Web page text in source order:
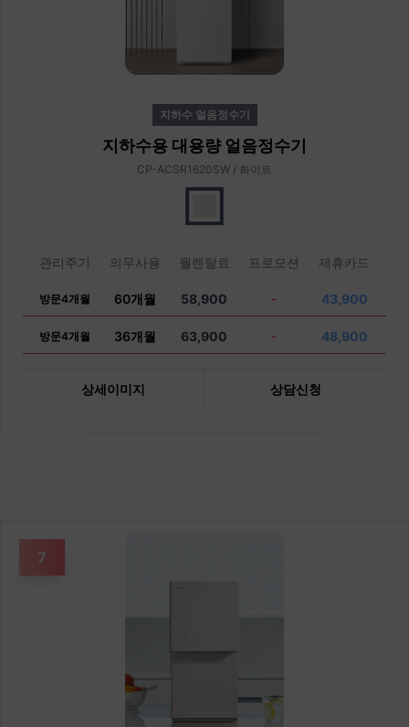
지하수 얼음정수기
지하수용 대용량 얼음정수기
CP-ACSR1620SW / 화이트
관리주기 의무사용 월렌탈료 프로모션 제휴카드
방문4개월 60개월 58,900 - 43,900
방문4개월 36개월 63,900 - 48,900
상세이미지 상담신청
7